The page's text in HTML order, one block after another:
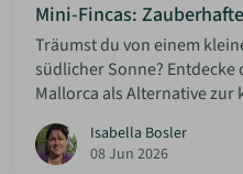
Mini-Fincas:
Träumst du von einem
südlicher Sonne?
Mallorca als Alternative zur
Isabella Bosler
08 Jun 2026